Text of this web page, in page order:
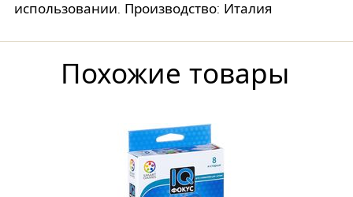
использовании. Производство: Италия
Похожие товары